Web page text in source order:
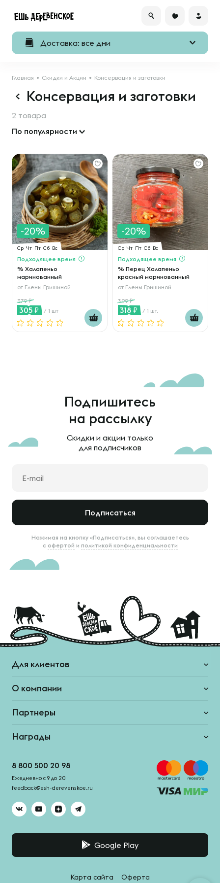
Доставка: все дни
Главная Скидки и Акции Консервация и заготовки
Консервация и заготовки
2 товара
По популярности
-20%
Ср Чт Пт Сб Вс
Подходящее время
% Халапеньо
маринованный
от Елены Гришиной
379
305 / 1 шт
-20%
Ср Чт Пт Сб Вс
Подходящее время
% Перец Халапеньо
красный маринованный
от Елены Гришиной
399
318 / 1 шт.
Подпишитесь
на рассылку
Скидки и акции только
для подписчиков
Подписаться
Нажимая на кнопку «Подписаться», вы соглашаетесь
с офертой и политикой конфиденциальности
Для клиентов
О компании
Партнеры
Награды
8 800 500 20 98
Ежедневно с 9 до 20
feedback@esh-derevenskoe.ru
Google Play
Карта сайта Оферта